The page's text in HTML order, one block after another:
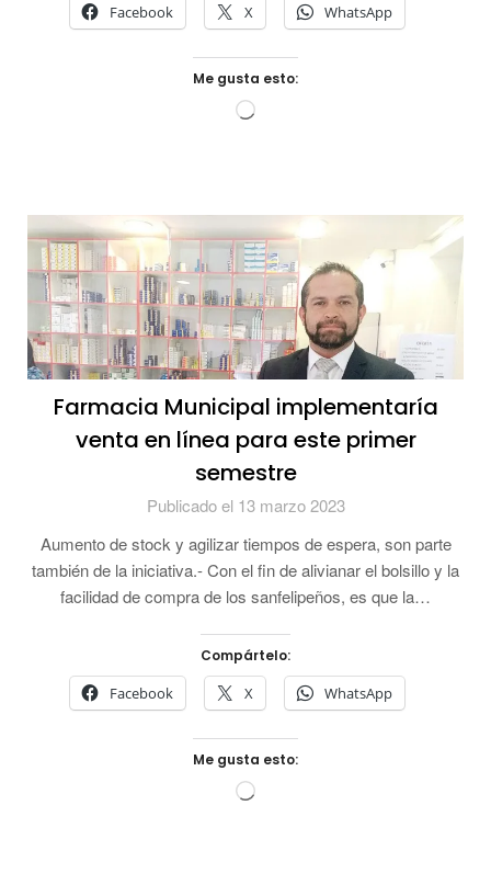
Facebook X WhatsApp
Me gusta esto:
Cargando...
Farmacia Municipal implementaría
venta en línea para este primer
semestre
Publicado el 13 marzo 2023
Aumento de stock y agilizar tiempos de espera, son parte
también de la iniciativa.- Con el fin de alivianar el bolsillo y la
facilidad de compra de los sanfelipeños, es que la…
Compártelo:
Facebook X WhatsApp
Me gusta esto:
Cargando...